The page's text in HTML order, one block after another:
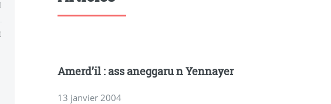
Amerd’il : ass aneggaru n Yennayer
13 janvier 2004